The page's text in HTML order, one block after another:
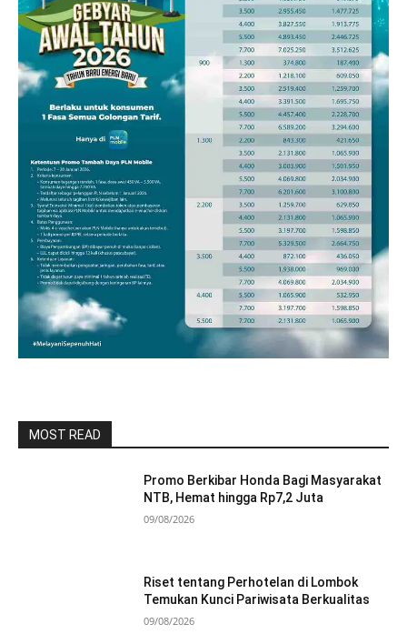
MOST READ
Promo Berkibar Honda Bagi Masyarakat
NTB, Hemat hingga Rp7,2 Juta
09/08/2026
Riset tentang Perhotelan di Lombok
Temukan Kunci Pariwisata Berkualitas
09/08/2026